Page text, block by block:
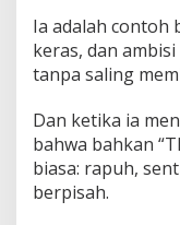
Ia adalah contoh
keras, dan
tanpa saling
Dan ketika ia
bahwa bahkan
biasa: rapuh,
berpisah.